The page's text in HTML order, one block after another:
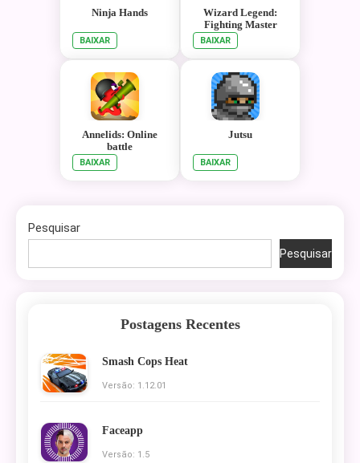
Ninja Hands
BAIXAR
Wizard Legend:
Fighting Master
BAIXAR
Annelids: Online
battle
BAIXAR
Jutsu
BAIXAR
Pesquisar
Pesquisar
Postagens Recentes
Smash Cops Heat
Versão: 1.12.01
Faceapp
Versão: 1.5